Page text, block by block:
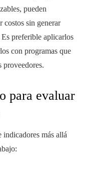
pueden
costos sin generar
preferible aplicarlos
con programas que
proveedores.
para evaluar
más allá